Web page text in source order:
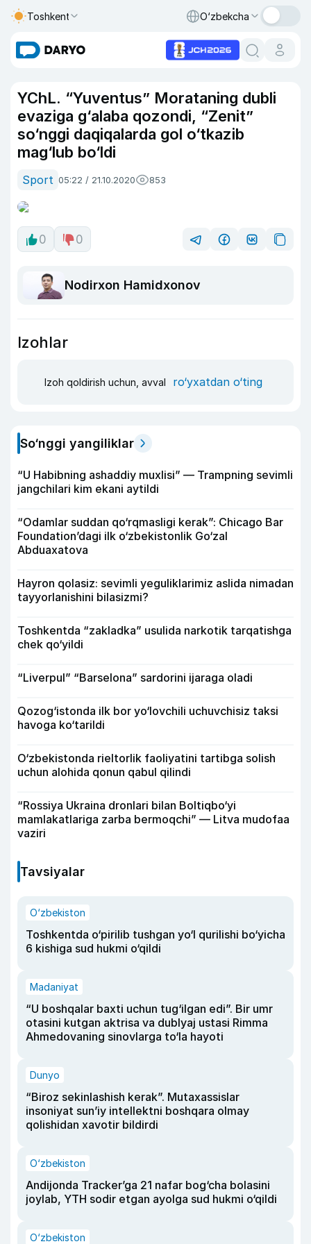
Toshkent O‘zbekcha
YChL. “Yuventus” Morataning dubli
evaziga g‘alaba qozondi, “Zenit”
so‘nggi daqiqalarda gol o‘tkazib
mag‘lub bo‘ldi
Sport 05:22 / 21.10.2020 853
0 0
Nodirxon Hamidxonov
Izohlar
Izoh qoldirish uchun, avval ro‘yxatdan o‘ting
So‘nggi yangiliklar
“U Habibning ashaddiy muxlisi” — Trampning sevimli
jangchilari kim ekani aytildi
“Odamlar suddan qo‘rqmasligi kerak”: Chicago Bar
Foundation’dagi ilk o‘zbekistonlik Go‘zal
Abduaxatova
Hayron qolasiz: sevimli yeguliklarimiz aslida nimadan
tayyorlanishini bilasizmi?
Toshkentda “zakladka” usulida narkotik tarqatishga
chek qo‘yildi
“Liverpul” “Barselona” sardorini ijaraga oladi
Qozog‘istonda ilk bor yo‘lovchili uchuvchisiz taksi
havoga ko‘tarildi
O‘zbekistonda rieltorlik faoliyatini tartibga solish
uchun alohida qonun qabul qilindi
“Rossiya Ukraina dronlari bilan Boltiqbo‘yi
mamlakatlariga zarba bermoqchi” — Litva mudofaa
vaziri
Tavsiyalar
O‘zbekiston
Toshkentda o‘pirilib tushgan yo‘l qurilishi bo‘yicha
6 kishiga sud hukmi o‘qildi
Madaniyat
“U boshqalar baxti uchun tug‘ilgan edi”. Bir umr
otasini kutgan aktrisa va dublyaj ustasi Rimma
Ahmedovaning sinovlarga to‘la hayoti
Dunyo
“Biroz sekinlashish kerak”. Mutaxassislar
insoniyat sun’iy intellektni boshqara olmay
qolishidan xavotir bildirdi
O‘zbekiston
Andijonda Tracker’ga 21 nafar bog‘cha bolasini
joylab, YTH sodir etgan ayolga sud hukmi o‘qildi
O‘zbekiston